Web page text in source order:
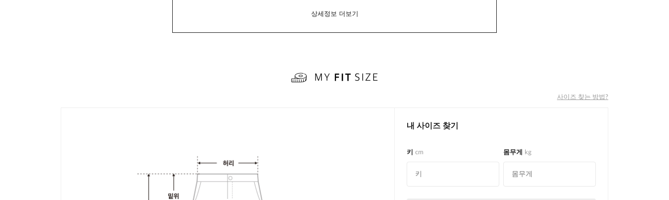
상세정보 더보기